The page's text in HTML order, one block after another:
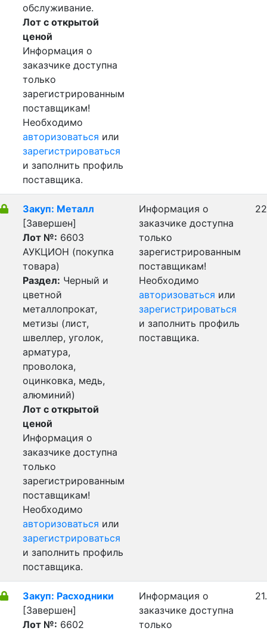
обслуживание.
Лот с открытой
ценой
Информация о
заказчике доступна
только
зарегистрированным
поставщикам!
Необходимо
авторизоваться или
зарегистрироваться
и заполнить профиль
поставщика.
Закуп: Металл
[Завершен]
Лот №: 6603
АУКЦИОН (покупка
товара)
Раздел: Черный и
цветной
металлопрокат,
метизы (лист,
швеллер, уголок,
арматура,
проволока,
оцинковка, медь,
алюминий)
Лот с открытой
ценой
Информация о
заказчике доступна
только
зарегистрированным
поставщикам!
Необходимо
авторизоваться или
зарегистрироваться
и заполнить профиль
поставщика.
Информация о
заказчике доступна
только
зарегистрированным
поставщикам!
Необходимо
авторизоваться или
зарегистрироваться
и заполнить профиль
поставщика.
Закуп: Расходники
[Завершен]
Лот №: 6602
Информация о
заказчике доступна
только